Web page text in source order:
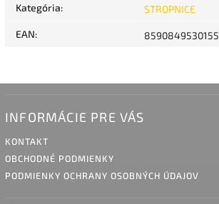
Kategória: STROPNICE
EAN: 8590849530155
INFORMÁCIE PRE VÁS
KONTAKT
OBCHODNÉ PODMIENKY
PODMIENKY OCHRANY OSOBNÝCH ÚDAJOV